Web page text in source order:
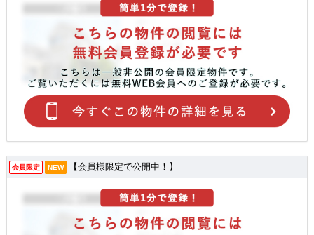
会員限定 NEW 【会員様限定で公開中！】